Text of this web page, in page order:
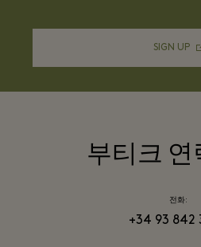
SIGN UP
부티크 연
전화:
+34 93 842